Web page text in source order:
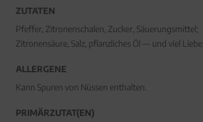
ZUTATEN
Pfeffer, Zitronenschalen, Zucker, Säuerungsmittel;
Zitronensäure, Salz, pflanzliches Öl — und viel Liebe.
ALLERGENE
Kann Spuren von Nüssen enthalten.
PRIMÄRZUTAT(EN)